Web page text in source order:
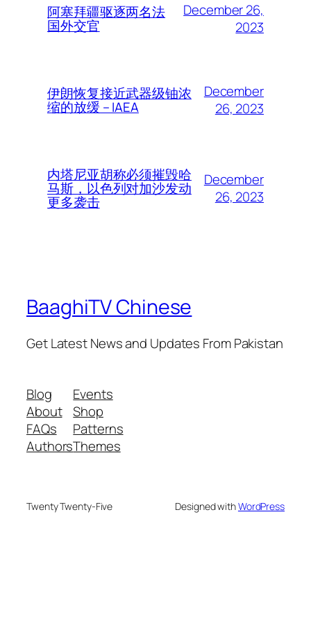
阿塞拜疆驱逐两名法
国外交官
December 26,
2023
伊朗恢复接近武器级铀浓
缩的放缓 – IAEA
December
26, 2023
内塔尼亚胡称必须摧毁哈
马斯，以色列对加沙发动
更多袭击
December
26, 2023
BaaghiTV Chinese
Get Latest News and Updates From Pakistan
Blog
About
FAQs
Authors
Events
Shop
Patterns
Themes
Twenty Twenty-Five Designed withWordPress